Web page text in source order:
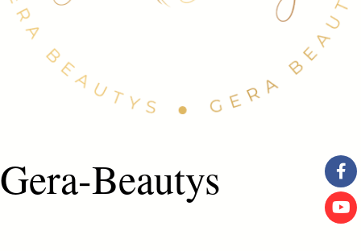
Gera-Beautys